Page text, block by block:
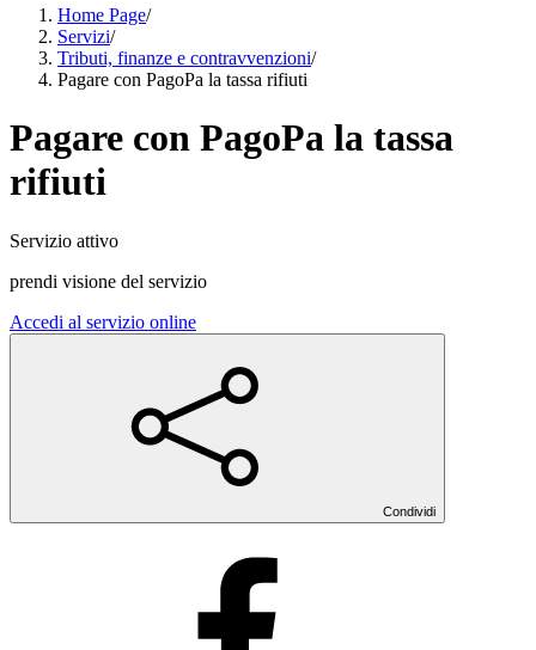
Home Page/
Servizi/
Tributi, finanze e contravvenzioni/
Pagare con PagoPa la tassa rifiuti
Pagare con PagoPa la tassa
rifiuti
Servizio attivo
prendi visione del servizio
Accedi al servizio online
Condividi